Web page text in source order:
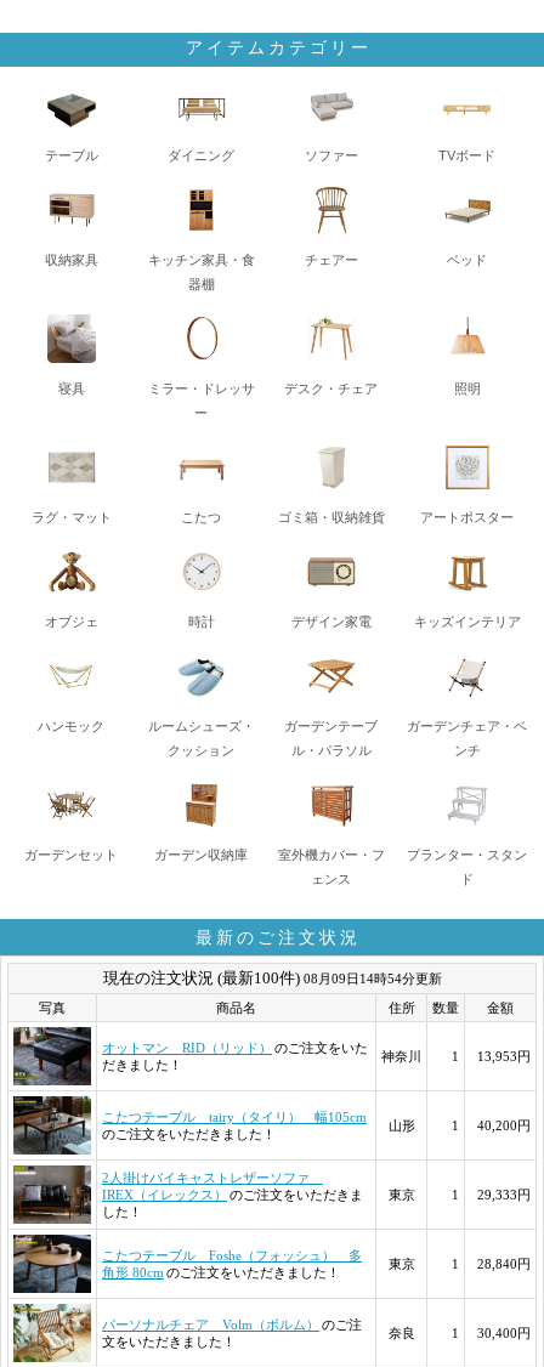
アイテムカテゴリー
テーブル ダイニング ソファー TVボード
収納家具
キッチン家具・食
器棚
チェアー ベッド
寝具
ミラー・ドレッサ
ー
デスク・チェア 照明
ラグ・マット こたつ ゴミ箱・収納雑貨 アートポスター
オブジェ 時計 デザイン家電 キッズインテリア
ハンモック
ルームシューズ・
クッション
ガーデンテーブ
ル・パラソル
ガーデンチェア・ベ
ンチ
ガーデンセット ガーデン収納庫
室外機カバー・フ
ェンス
プランター・スタン
ド
最新のご注文状況